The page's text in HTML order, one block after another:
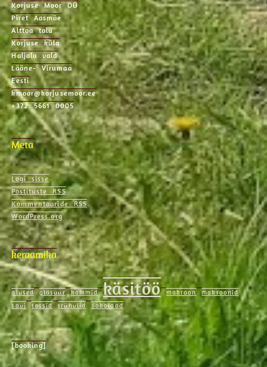
Korjuse Moor OÜ
Piret Aasmäe
Alttoa talu
Korjuse küla
Haljala vald
Lääne- Virumaa
Eesti
kmoor@korjusemoor.ee
+372 5661 0005
Meta
Logi sisse
Postituste RSS
Kommentaaride RSS
WordPress.org
keraamika
alused glasuur kommid käsitöö makroon
makroonid
savi
tassid trühvlid šokolaad
[booking]